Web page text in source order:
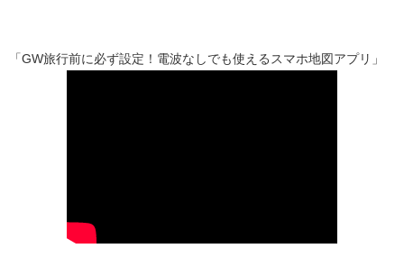
「GW旅行前に必ず設定！電波なしでも使えるスマホ地図アプリ」